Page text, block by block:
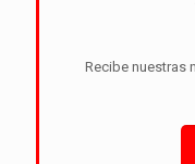
Recibe nuestras